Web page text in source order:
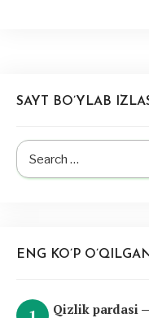
SAYT BO’YLAB
Search
for:
ENG KO’P
Qizlik pardasi